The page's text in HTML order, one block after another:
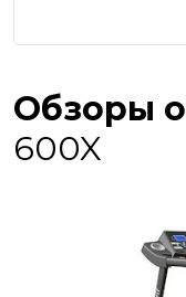
Обзоры о
600X